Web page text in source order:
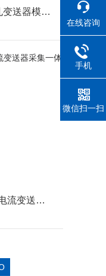
TRCK-150A交流穿孔变送器模块电流采集一体
TRCK-30A穿孔交流电流变送器采集一体互感器
在线咨询
手机
微信扫一扫